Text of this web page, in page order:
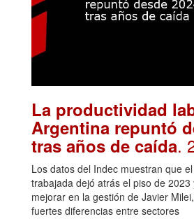
La productividad
Argentina repuntó
tras años de caída.
Los datos del Indec muestran que
trabajada dejó atrás el piso de 2023
mejorar en la gestión de Javier
fuertes diferencias entre sectores